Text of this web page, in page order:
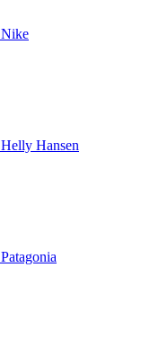
Nike
Helly Hansen
Patagonia